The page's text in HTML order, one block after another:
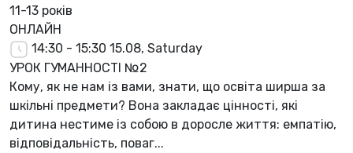
11-13 років
ОНЛАЙН
14:30 - 15:30 15.08, Saturday
УРОК ГУМАННОСТІ №2
Кому, як не нам із вами, знати, що освіта ширша за
шкільні предмети? Вона закладає цінності, які
дитина нестиме із собою в доросле життя: емпатію,
відповідальність, поваг...